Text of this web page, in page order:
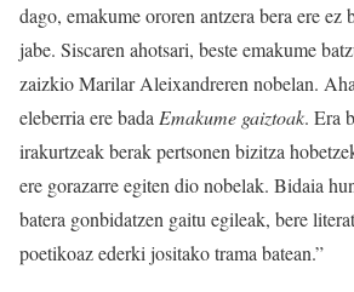
dago, emakume ororen antzera bera ere ez
jabe. Siscaren ahotsari, beste emakume
zaizkio Marilar Aleixandreren nobelan.
eleberria ere badaEmakume gaiztoak. Era
irakurtzeak berak pertsonen bizitza
ere gorazarre egiten dio nobelak. Bidaia
batera gonbidatzen gaitu egileak, bere
poetikoaz ederki jositako trama batean.”